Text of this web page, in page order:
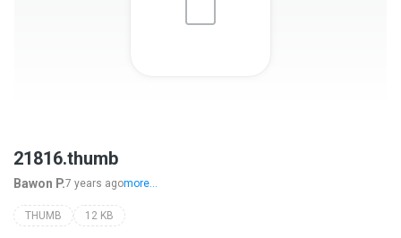
21816.thumb
Bawon P.7 years agomore...
THUMB 12 KB